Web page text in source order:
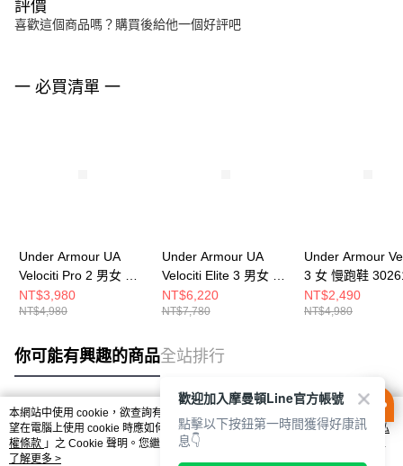
評價
喜歡這個商品嗎？購買後給他一個好評吧
一 必買清單 一
Under Armour UA
Velociti Pro 2 男女 競
速跑鞋 6005378-001
NT$3,980
NT$4,980
Under Armour UA
Velociti Elite 3 男女 競
速跑鞋 6005377-002
NT$6,220
NT$7,780
Under Armour
3 女 慢跑鞋
105
NT$2,490
NT$4,980
你可能有興趣的商品全站排行
熱門標籤
本網站中使用 cookie，欲查詢有關本網站使用 cookie 方式之詳情，及若您不希
望在電腦上使用 cookie 時應如何變更電腦的 cookie 設定，請參閱本網站「
隱私
權條款 」之 Cookie 聲明。您繼續使用本網站即表示您同意本公司得按本網站使
用條款之 Cookie 聲明使用 cookie。
了解更多 >
歡迎加入摩曼頓Line官方帳號
點擊以下按鈕第一時間獲得好康訊
息👇